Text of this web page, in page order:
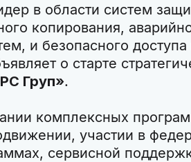
в области систем
копирования,
и безопасного
о старте
Груп».
комплексных
участии в
сервисной